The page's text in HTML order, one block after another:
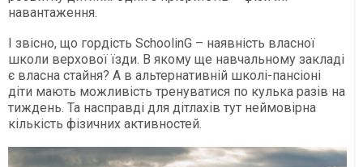
навантаження.
І звісно, що гордість SchoolinG – наявність власної
школи верхової їзди. В якому ще навчальному закладі
є власна стайня? А в альтернативній школі-пансіоні
діти мають можливість тренуватися по кулька разів на
тиждень. Та насправді для дітлахів тут неймовірна
кількість фізичних активностей.